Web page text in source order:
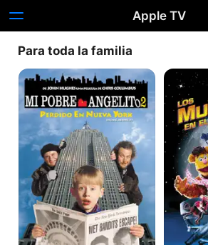
Apple TV
Para toda la familia
Mi
pobre
angelito
2:
Perdido
Nueva
York
Los
Muppets
en
espacio
(Muppets
from
Space)